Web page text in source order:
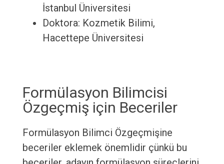
İstanbul Üniversitesi
Doktora: Kozmetik Bilimi,
Hacettepe Üniversitesi
Formülasyon Bilimcisi
Özgeçmiş için Beceriler
Formülasyon Bilimci Özgeçmişine
beceriler eklemek önemlidir çünkü bu